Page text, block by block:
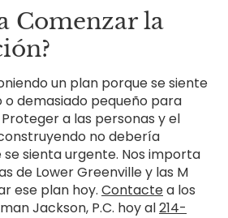
Comenzar la
un plan porque se siente
demasiado pequeño para
a las personas y el
no debería
sienta urgente. Nos importa
de Lower Greenville y las M
ese plan hoy. Contactea los
Jackson, P.C. hoy al214-